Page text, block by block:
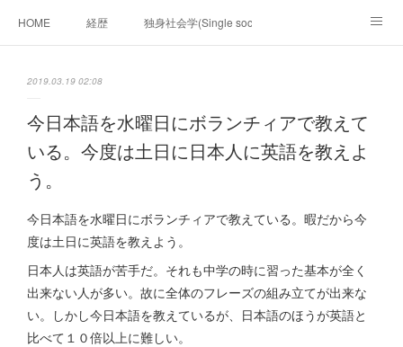
HOME 経歴 独身社会学(Single sociology)と高齢化社会学
移動出来て、工場で作る建物。未来２１００研究所
フィリピンの問題点 フィリピンの歴史
フィリピン経済談義 ファッションを考える 漫画
未来２１００研究所他のアイデアマニラ男の手料理 総集編
2019.03.19 02:08
今日本語を水曜日にボランチィアで教えて
いる。今度は土日に日本人に英語を教えよ
う。
今日本語を水曜日にボランチィアで教えている。暇だから今
度は土日に英語を教えよう。
日本人は英語が苦手だ。それも中学の時に習った基本が全く
出来ない人が多い。故に全体のフレーズの組み立てが出来な
い。しかし今日本語を教えているが、日本語のほうが英語と
比べて１０倍以上に難しい。